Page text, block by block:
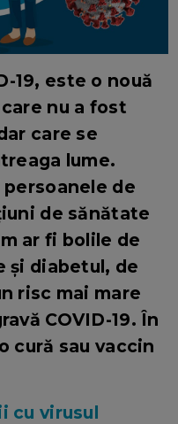
19, este o nouă
nu a fost
care se
lume.
de
de sănătate
ar fi bolile de
și diabetul, de
risc mai mare
COVID-19. În
cură sau vaccin
cu virusul